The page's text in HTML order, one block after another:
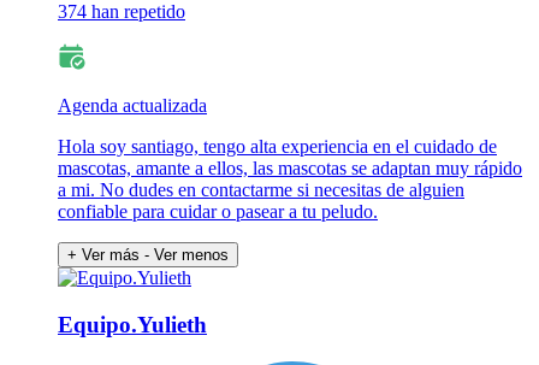
374 han repetido
Agenda actualizada
Hola soy santiago, tengo alta experiencia en el cuidado de
mascotas, amante a ellos, las mascotas se adaptan muy rápido
a mi. No dudes en contactarme si necesitas de alguien
confiable para cuidar o pasear a tu peludo.
+ Ver más - Ver menos
Equipo.Yulieth